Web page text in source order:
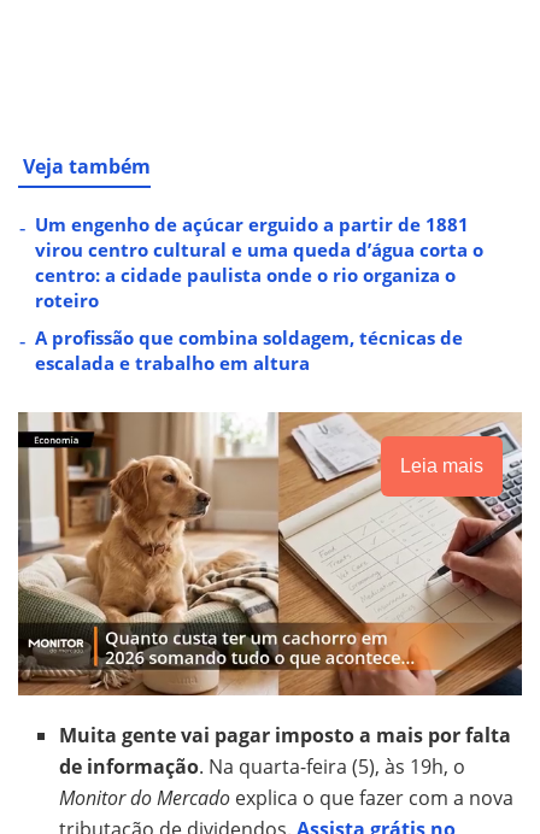
Veja também
Um engenho de açúcar erguido a partir de 1881
virou centro cultural e uma queda d’água corta o
centro: a cidade paulista onde o rio organiza o
roteiro
A profissão que combina soldagem, técnicas de
escalada e trabalho em altura
Leia mais
Muita gente vai pagar imposto a mais por falta
de informação. Na quarta-feira (5), às 19h, o
Monitor do Mercado explica o que fazer com a nova